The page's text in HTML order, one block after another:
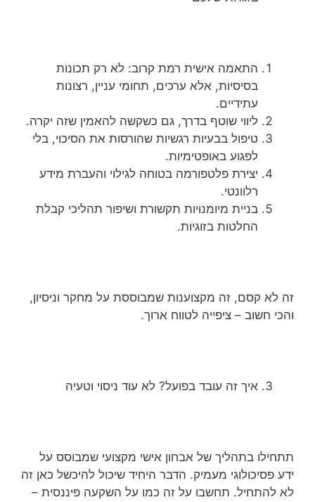
התאמה אישית רמת קרוב: לא רק תכונות
בסיסיות, אלא ערכים, תחומי עניין, רצונות
עתידיים.
ליווי שוטף בדרך, גם כשקשה להאמין שזה יקרה.
טיפול בבעיות רגשיות שהורסות את הסיכוי, בלי
לפגוע באופטימיות.
יצירת פלטפורמה בטוחה לגילוי והעברת מידע
רלוונטי.
בניית מיומנויות תקשורת ושיפור תהליכי קבלת
החלטות בזוגיות.
זה לא קסם, זה מקצוענות שמבוססת על מחקר וניסיון,
והכי חשוב – ציפייה לטווח ארוך.
איך זה עובד בפועל? לא עוד ניסוי וטעיה
תתחילו בתהליך של אבחון אישי מקצועי שמבוסס על
ידע פסיכולוגי מעמיק. הדבר היחיד שיכול להיכשל כאן זה
לא להתחיל. תחשבו על זה כמו על השקעה פיננסית –